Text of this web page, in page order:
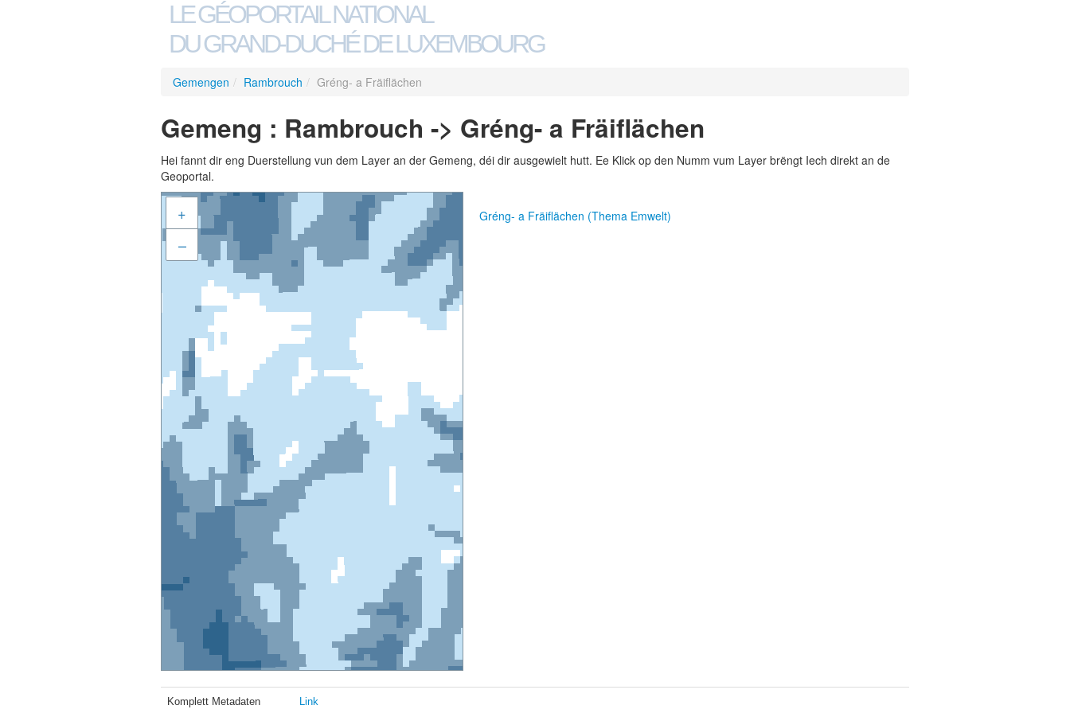
LE GÉOPORTAIL NATIONAL
DU GRAND-DUCHÉ DE LUXEMBOURG
Gemengen / Rambrouch / Gréng- a Fräiflächen
Gemeng : Rambrouch -> Gréng- a Fräiflächen
Hei fannt dir eng Duerstellung vun dem Layer an der Gemeng, déi dir ausgewielt hutt. Ee Klick op den Numm vum Layer brëngt Iech direkt an de
Geoportal.
+
–
Gréng- a Fräiflächen (Thema Emwelt)
Komplett Metadaten Link